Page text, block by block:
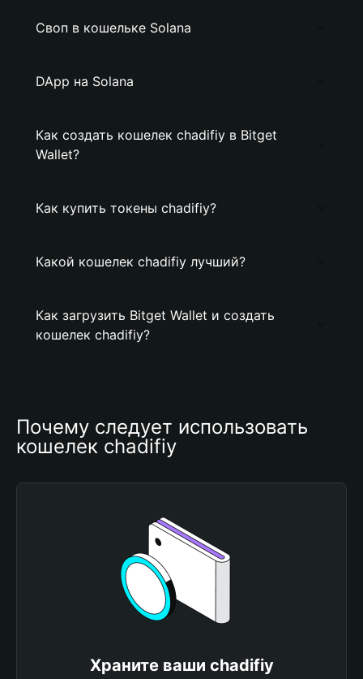
Своп в кошельке Solana
DApp на Solana
Как создать кошелек chadifiy в Bitget
Wallet?
Как купить токены chadifiy?
Какой кошелек chadifiy лучший?
Как загрузить Bitget Wallet и создать
кошелек chadifiy?
Почему следует использовать
кошелек chadifiy
Храните ваши chadifiy